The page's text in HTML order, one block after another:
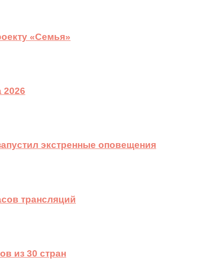
«Семья»
2026
экстренные оповещения
трансляций
из 30 стран